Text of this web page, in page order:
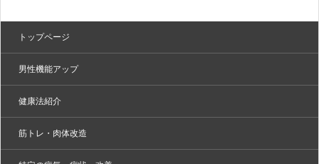
トップページ
男性機能アップ
健康法紹介
筋トレ・肉体改造